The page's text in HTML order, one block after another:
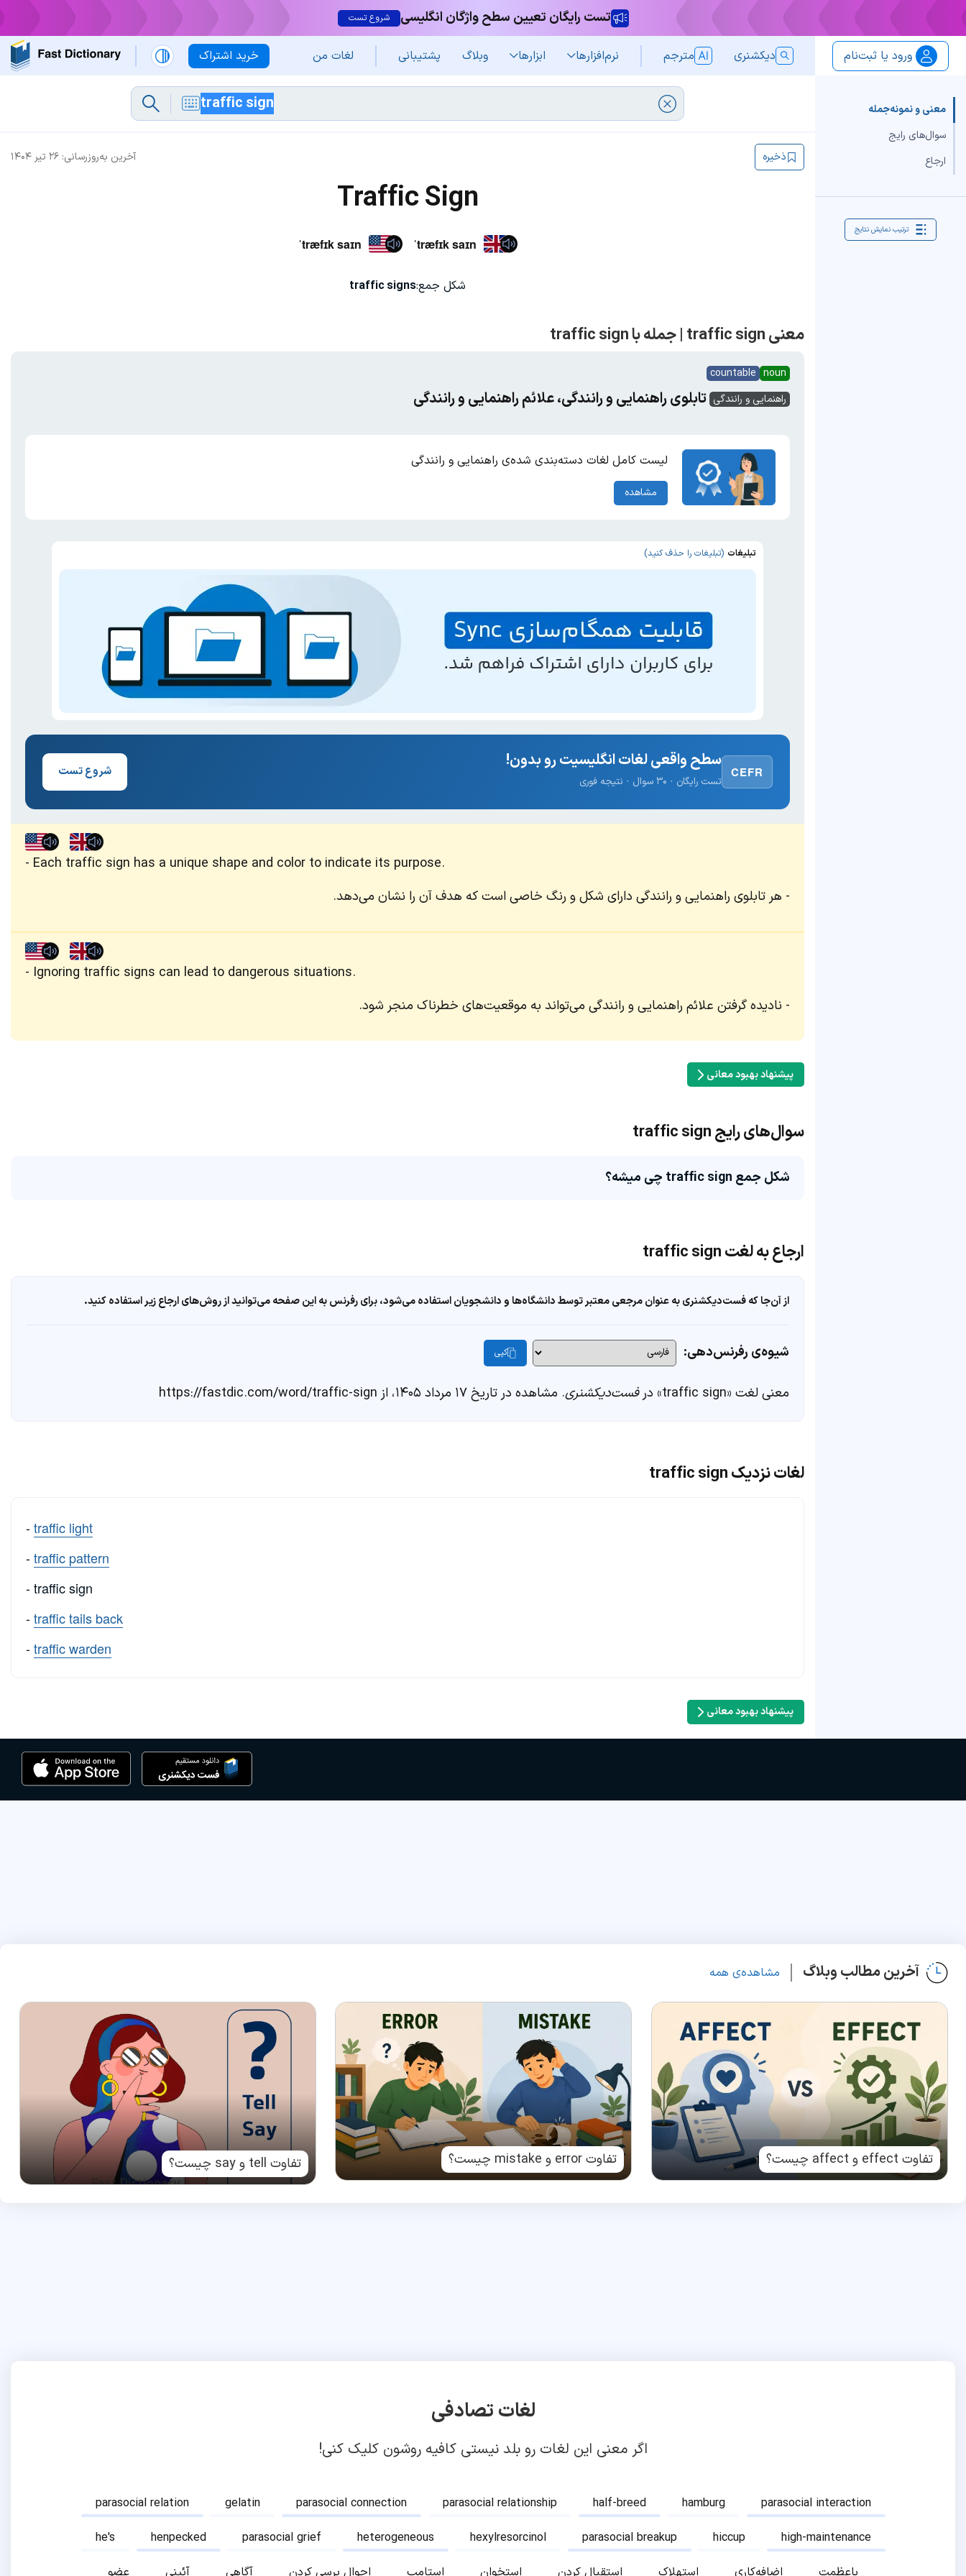
تست رایگان تعیین سطح واژگان انگلیسی شروع تست
خرید اشتراک ورود یا ثبت‌نام دیکشنری مترجم نرم‌افزار‌ها ابزارها وبلاگ پشتیبانی لغات من
معنی و نمونه‌جمله
سوال‌های رایج
ارجاع
ترتیب نمایش نتایج
آخرین به‌روزرسانی: ۲۶ تیر ۱۴۰۴ ذخیره
Traffic Sign
ˈtræfɪk saɪn ˈtræfɪk saɪn
شکل جمع:traffic signs
معنی traffic sign | جمله با traffic sign
noun
countable
راهنمایی و رانندگی تابلوی راهنمایی و رانندگی، علائم راهنمایی و رانندگی
لیست کامل لغات دسته‌بندی شده‌ی راهنمایی و رانندگی
مشاهده
تبلیغات (تبلیغات را حذف کنید)
CEFR
سطح واقعی لغات انگلیسیت رو بدون!
تست رایگان · ۳۰ سوال · نتیجه فوری
شروع تست
Each traffic sign has a unique shape and color to indicate its purpose.
هر تابلوی راهنمایی و رانندگی دارای شکل و رنگ خاصی است که هدف آن را نشان می‌دهد.
Ignoring traffic signs can lead to dangerous situations.
نادیده گرفتن علائم راهنمایی و رانندگی می‌تواند به موقعیت‌های خطرناک منجر شود.
پیشنهاد بهبود معانی
سوال‌های رایج traffic sign
شکل جمع traffic sign چی میشه؟
ارجاع به لغت traffic sign
از آن‌جا که فست‌دیکشنری به عنوان مرجعی معتبر توسط دانشگاه‌ها و دانشجویان استفاده می‌شود، برای رفرنس به این صفحه می‌توانید از روش‌های ارجاع زیر استفاده کنید.
شیوه‌ی رفرنس‌دهی: کپی
معنی لغت «traffic sign» در فست‌دیکشنری. مشاهده در تاریخ ۱۷ مرداد ۱۴۰۵، از https://fastdic.com/word/traffic-sign
لغات نزدیک traffic sign
-traffic light
-traffic pattern
- traffic sign
-traffic tails back
-traffic warden
پیشنهاد بهبود معانی
آخرین مطالب وبلاگ مشاهده‌ی همه
تفاوت effect و affect چیست؟ تفاوت error و mistake چیست؟ تفاوت tell و say چیست؟
لغات تصادفی
اگر معنی این لغات رو بلد نیستی کافیه روشون کلیک کنی!
parasocial relation gelatin parasocial connection parasocial relationship half-breed hamburg
parasocial interaction
he's
henpecked parasocial grief heterogeneous hexylresorcinol parasocial breakup hiccup
high-maintenance
عضو
آئینی آگاهی احوال پرسی کردن استامپ استخوان استقبال کردن استهلاک اضافه‌کاری باعظمت